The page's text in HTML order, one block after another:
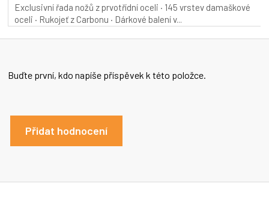
Exclusivní řada nožů z prvotřídní oceli · 145 vrstev damaškové
oceli · Rukojeť z Carbonu · Dárkové balení v...
Buďte první, kdo napíše příspěvek k této položce.
Přidat hodnocení